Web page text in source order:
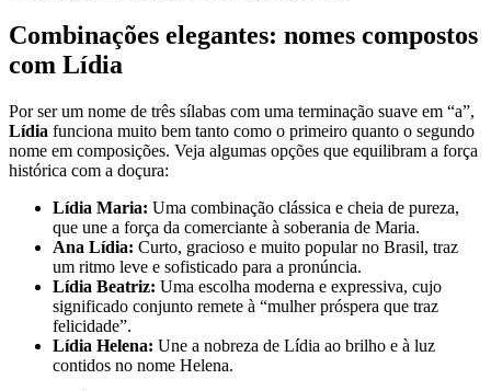
Combinações elegantes: nomes compostos
com Lídia
Por ser um nome de três sílabas com uma terminação suave em “a”,
Lídia funciona muito bem tanto como o primeiro quanto o segundo
nome em composições. Veja algumas opções que equilibram a força
histórica com a doçura:
Lídia Maria: Uma combinação clássica e cheia de pureza,
que une a força da comerciante à soberania de Maria.
Ana Lídia: Curto, gracioso e muito popular no Brasil, traz
um ritmo leve e sofisticado para a pronúncia.
Lídia Beatriz: Uma escolha moderna e expressiva, cujo
significado conjunto remete à “mulher próspera que traz
felicidade”.
Lídia Helena: Une a nobreza de Lídia ao brilho e à luz
contidos no nome Helena.